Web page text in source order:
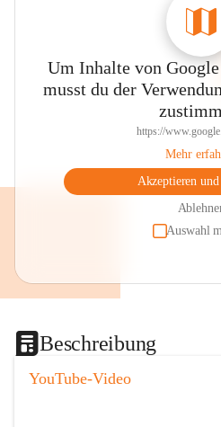
Um Inhalte von
musst du der
https://
Mehr
Akzeptieren und
Auswahl
Beschreibung
YouTube-Video